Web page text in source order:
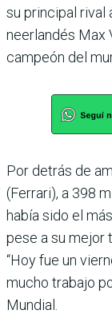
su principal rival
neerlandés Max
campeón del
Por detrás de
(Ferrari), a 398
había sido el
pese a su mejor
“Hoy fue un
mucho trabajo
Mundial.